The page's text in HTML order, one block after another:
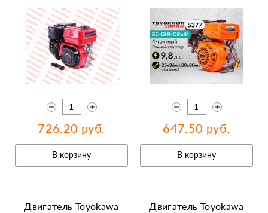
726.20 руб.
В корзину
647.50 руб.
В корзину
Двигатель Toyokawa
Двигатель Toyokawa